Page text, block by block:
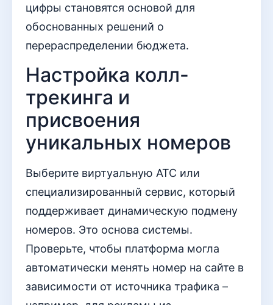
цифры становятся основой для
обоснованных решений о
перераспределении бюджета.
Настройка колл-
трекинга и
присвоения
уникальных номеров
Выберите виртуальную АТС или
специализированный сервис, который
поддерживает динамическую подмену
номеров. Это основа системы.
Проверьте, чтобы платформа могла
автоматически менять номер на сайте в
зависимости от источника трафика –